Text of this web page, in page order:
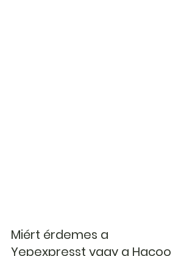
Miért érdemes a
Yepexpresst vagy a Hacoo